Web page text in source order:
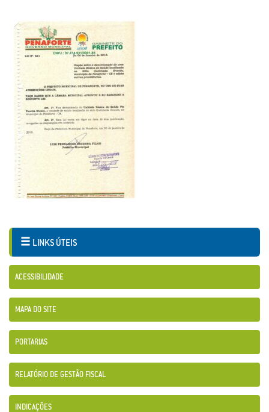
LINKS ÚTEIS
ACESSIBILIDADE
MAPA DO SITE
PORTARIAS
RELATÓRIO DE GESTÃO FISCAL
INDICAÇÕES